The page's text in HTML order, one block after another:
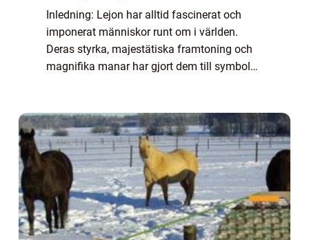
Inledning: Lejon har alltid fascinerat och
imponerat människor runt om i världen.
Deras styrka, majestätiska framtoning och
magnifika manar har gjort dem till symboler